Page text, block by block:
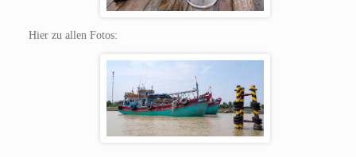
Hier zu allen Fotos: